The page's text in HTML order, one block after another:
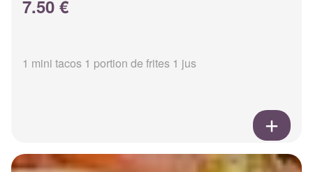
7.50 €
1 mini tacos 1 portion de frites 1 jus